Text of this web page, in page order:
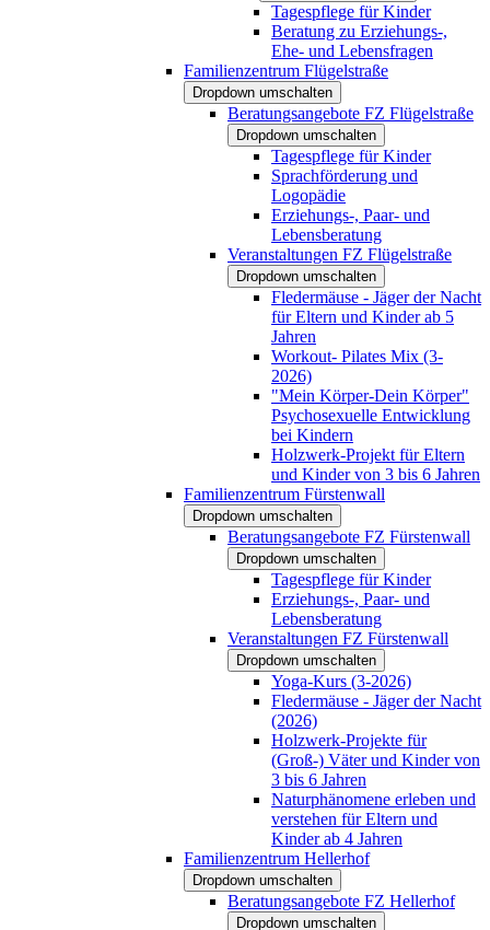
Tagespflege für Kinder
Beratung zu Erziehungs-,
Ehe- und Lebensfragen
Familienzentrum Flügelstraße
Dropdown umschalten
Beratungsangebote FZ Flügelstraße
Dropdown umschalten
Tagespflege für Kinder
Sprachförderung und
Logopädie
Erziehungs-, Paar- und
Lebensberatung
Veranstaltungen FZ Flügelstraße
Dropdown umschalten
Fledermäuse - Jäger der Nacht
für Eltern und Kinder ab 5
Jahren
Workout- Pilates Mix (3-
2026)
"Mein Körper-Dein Körper"
Psychosexuelle Entwicklung
bei Kindern
Holzwerk-Projekt für Eltern
und Kinder von 3 bis 6 Jahren
Familienzentrum Fürstenwall
Dropdown umschalten
Beratungsangebote FZ Fürstenwall
Dropdown umschalten
Tagespflege für Kinder
Erziehungs-, Paar- und
Lebensberatung
Veranstaltungen FZ Fürstenwall
Dropdown umschalten
Yoga-Kurs (3-2026)
Fledermäuse - Jäger der Nacht
(2026)
Holzwerk-Projekte für
(Groß-) Väter und Kinder von
3 bis 6 Jahren
Naturphänomene erleben und
verstehen für Eltern und
Kinder ab 4 Jahren
Familienzentrum Hellerhof
Dropdown umschalten
Beratungsangebote FZ Hellerhof
Dropdown umschalten